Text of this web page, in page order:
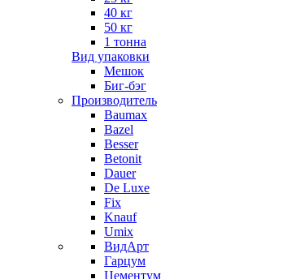
40 кг
50 кг
1 тонна
Вид упаковки
Мешок
Биг-бэг
Производитель
Baumax
Bazel
Besser
Betonit
Dauer
De Luxe
Fix
Knauf
Umix
ВидАрт
Гарцум
Цементум